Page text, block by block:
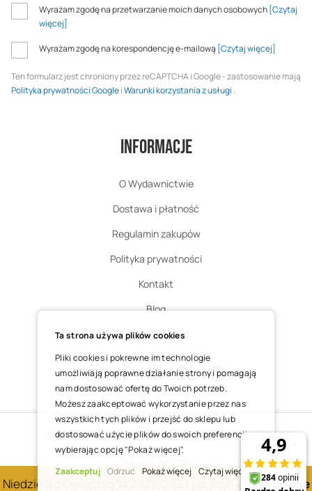
Wyrażam zgodę na przetwarzanie moich danych osobowych[Czytaj
więcej]
Wyrażam zgodę na korespondencję e-mailową [Czytaj więcej]
Niedziela z Owieczką 🐑 2026/2027 już jest! Zobacznowe
Ten formularz jest chroniony przez reCAPTCHA i Google - zastosowanie mają
Polityka prywatności GoogleiWarunki korzystania z usługi .
Informacje
O Wydawnictwie
Dostawa i płatność
Regulamin zakupów
Polityka prywatności
Kontakt
Blog
Zgłoś zwrot
InstagramFacebookYoutube
X Pinterest
COPYRIGHT © 2025 ŚWIĘTY WOJCIECH DOM MEDIALNY SP. Z O.O.
Ta strona używa plików cookies
Pliki cookies i pokrewne im technologie
umożliwiają poprawne działanie strony i pomagają
nam dostosować ofertę do Twoich potrzeb.
Możesz zaakceptować wykorzystanie przez nas
wszystkich tych plików i przejść do sklepu lub
dostosować użycie plików do swoich preferencji,
wybierając opcję "Pokaż więcej".
Zaakceptuj Odrzuć Pokaż więcej Czytaj więcej